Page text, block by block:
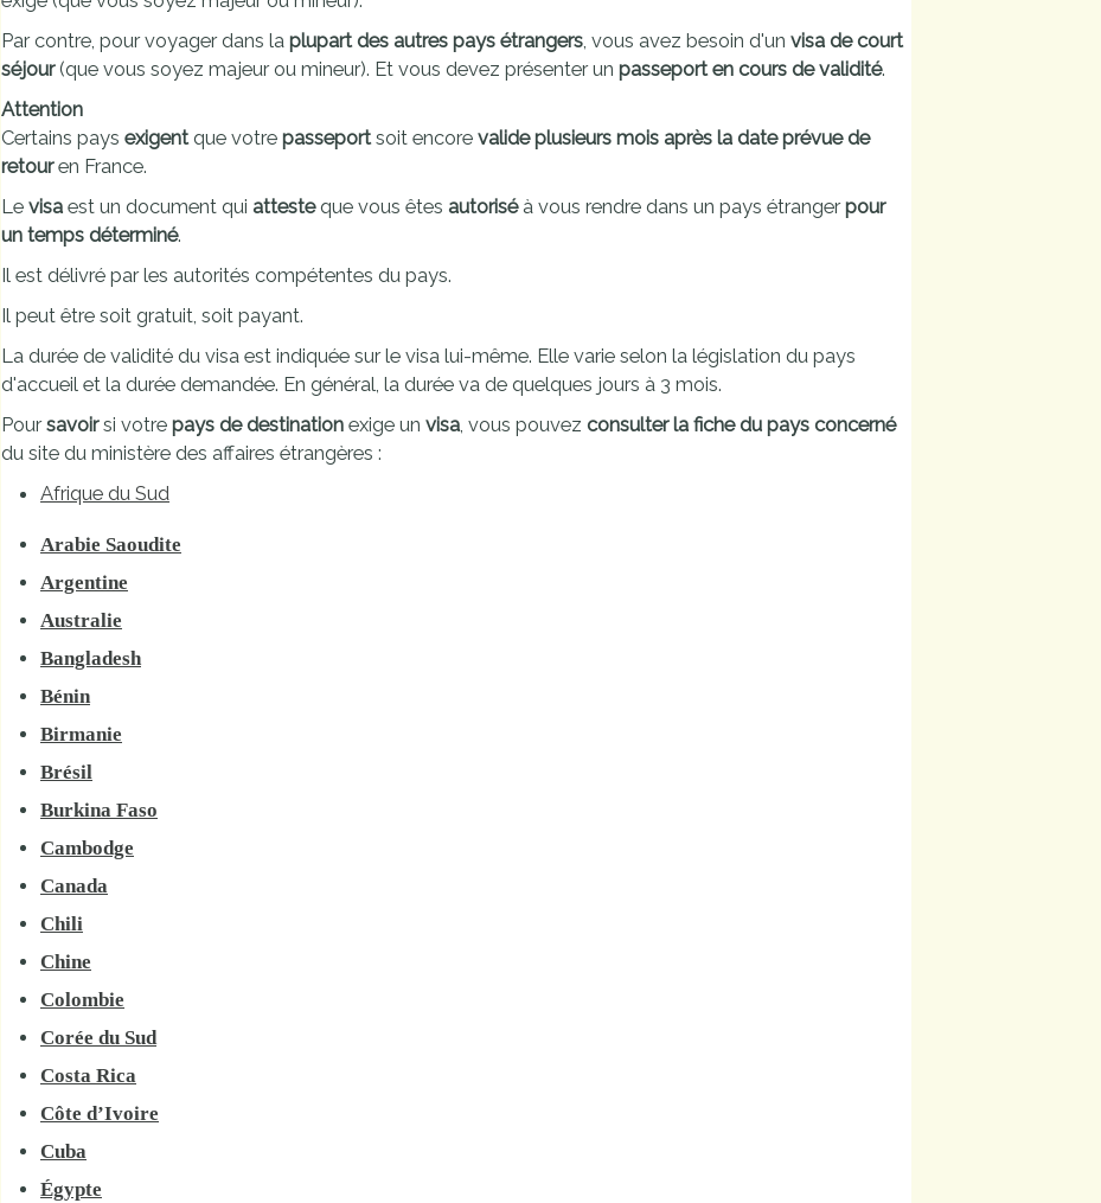
publics
scolaires
Cour et
Visiter,
et
Par contre, pour voyager dans la plupart des autres pays étrangers, vous avez besoin d'un visa de court
séjour(que vous soyez majeur ou mineur). Et vous devez présenter un passeport en cours de validité.
Attention
Certains pays exigentque votre passeportsoit encore valide plusieurs mois après la date prévue de
retouren France.
Le visa est un document qui attesteque vous êtes autoriséà vous rendre dans un pays étrangerpour
un temps déterminé.
Il est délivré par les autorités compétentes du pays.
Il peut être soit gratuit, soit payant.
La durée de validité du visa est indiquée sur le visa lui-même. Elle varie selon la législation du pays
d'accueil et la durée demandée. En général, la durée va de quelques jours à 3 mois.
Poursavoirsi votre pays de destination exige un visa, vous pouvez consulter la fiche du pays concerné
du site du ministère des affaires étrangères :
Afrique du Sud
Arabie Saoudite
Argentine
Australie
Bangladesh
Bénin
Birmanie
Brésil
Burkina Faso
Cambodge
Canada
Chili
Chine
Colombie
Corée du Sud
Costa Rica
Côte d’Ivoire
Cuba
Égypte